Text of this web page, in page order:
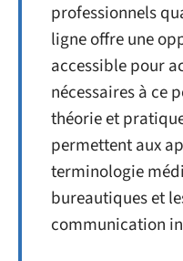
professionnels
ligne offre une
accessible pour
nécessaires à ce
théorie et
permettent aux
terminologie
bureautiques et
communication